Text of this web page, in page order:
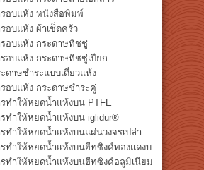
รอบแห้ง หนังสือพิมพ์
อบแห้ง ผ้าเช็ดครัว
รอบแห้ง กระดาษทิชชู่
อบแห้ง กระดาษทิชชู่เปียก
ดาษชำระแบบเดี่ยวแห้ง
อบแห้ง กระดาษชำระคู่
รทำให้หยดน้ำแห้งบน PTFE
รทำให้หยดน้ำแห้งบน iglidur®
ทำให้หยดน้ำแห้งบนแผ่นวงจรเปล่า
ทำให้หยดน้ำแห้งบนฮีทซิงค์ทองแดงบริสุทธิ์
ทำให้หยดน้ำแห้งบนฮีทซิงค์อลูมิเนียมดำ